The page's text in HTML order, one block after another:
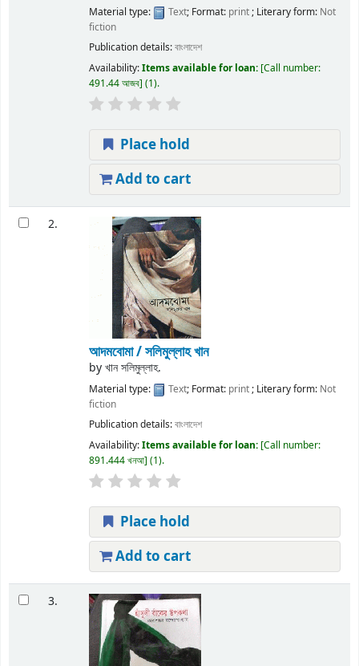
Material type: Text; Format: print; Literary form: Not
fiction
Publication details:বাংলাদেশ
Availability:Items available for loan: Call number:
491.44 আজব (1).
Place hold
Add to cart
2.
আদমবোমা /সলিমুল্লাহ খান
byখান সলিমুল্লাহ.
Material type: Text; Format: print; Literary form: Not
fiction
Publication details:বাংলাদেশ
Availability:Items available for loan: Call number:
891.444 খনআ (1).
Place hold
Add to cart
3.